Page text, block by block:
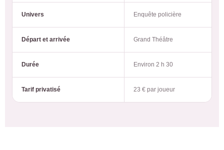
Univers Enquête policière
Départ et arrivée Grand Théâtre
Durée Environ 2 h 30
Tarif privatisé 23 € par joueur